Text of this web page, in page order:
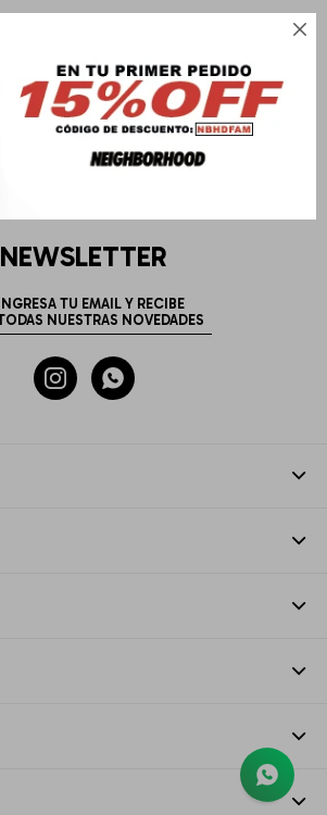

NEWSLETTER
 